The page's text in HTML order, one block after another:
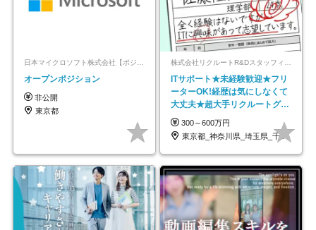
オープンポジション
非公開
東京都
ITサポート★未経験歓迎★フリ
ーターOK!経歴は気にしなくて
大丈夫★超大手リクルートグル
ープの正社員/sg
300～600万円
東京都_神奈川県_埼玉県_千葉県_大阪府…